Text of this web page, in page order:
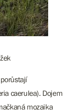
caerulea). Dojem
mozaika